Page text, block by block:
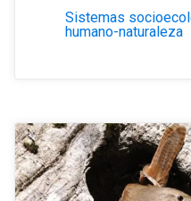
Sistemas
humano-naturaleza